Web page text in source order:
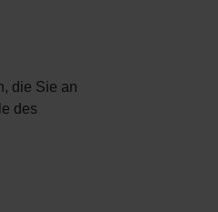
die Sie an
des